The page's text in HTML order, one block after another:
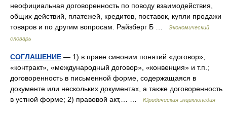
неофициальная договоренность по поводу взаимодействия,
общих действий, платежей, кредитов, поставок, купли продажи
товаров и по другим вопросам. Райзберг Б …
Экономический
словарь
СОГЛАШЕНИЕ — 1) в праве синоним понятий «договор»,
«контракт», «международный договор», «конвенция» и т.п.;
договоренность в письменной форме, содержащаяся в
документе или нескольких документах, а также договоренность
в устной форме; 2) правовой акт,… …
Юридическая энциклопедия